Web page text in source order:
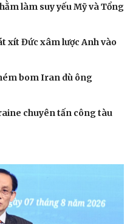
làm suy yếu Mỹ và Tổng
xít Đức xâm lược Anh vào
bom Iran dù ông
chuyên tấn công tàu